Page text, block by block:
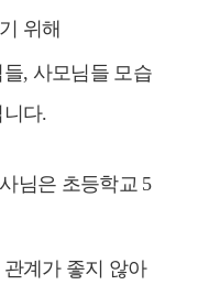
위해
들, 사모님들 모습
니다.
님은 초등학교 5
계가 좋지 않아